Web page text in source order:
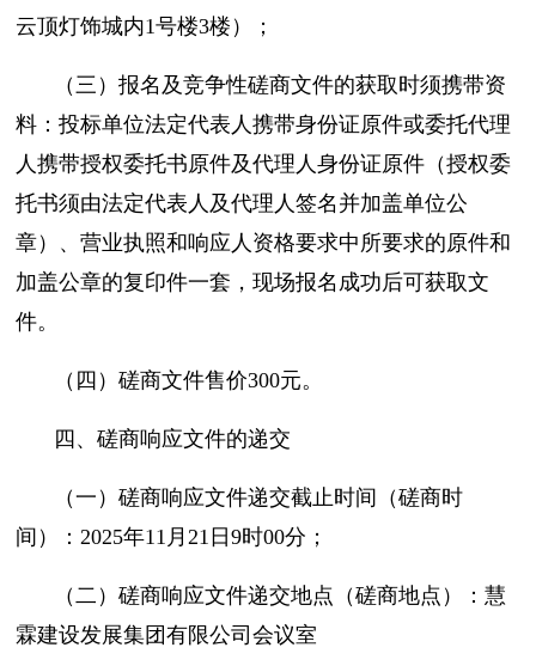
云顶灯饰城内1号楼3楼）；
（三）报名及竞争性磋商文件的获取时须携带资
料：投标单位法定代表人携带身份证原件或委托代理
人携带授权委托书原件及代理人身份证原件（授权委
托书须由法定代表人及代理人签名并加盖单位公
章）、营业执照和响应人资格要求中所要求的原件和
加盖公章的复印件一套，现场报名成功后可获取文
件。
（四）磋商文件售价300元。
四、磋商响应文件的递交
（一）磋商响应文件递交截止时间（磋商时
间）：2025年11月21日9时00分；
（二）磋商响应文件递交地点（磋商地点）：慧
霖建设发展集团有限公司会议室